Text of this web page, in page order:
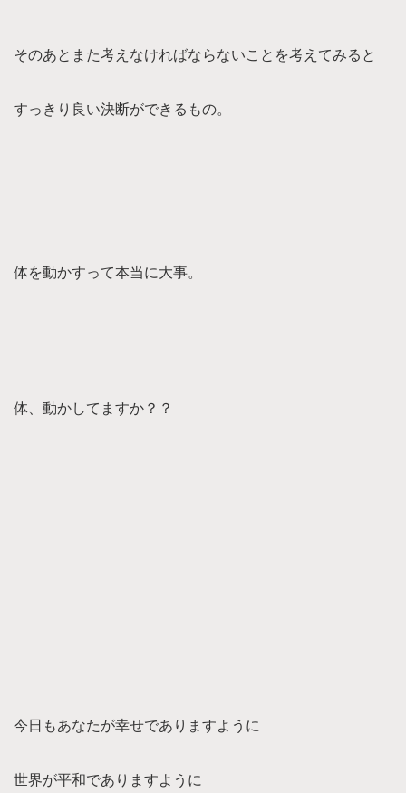
そのあとまた考えなければならないことを考えてみると
すっきり良い決断ができるもの。
体を動かすって本当に大事。
体、動かしてますか？？
今日もあなたが幸せでありますように
世界が平和でありますように